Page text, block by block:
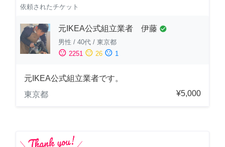
依頼されたチケット
元IKEA公式組立業者 伊藤 check_circle
男性 / 40代 / 東京都
sentiment_satisfied 2251 sentiment_neutral 26 sentiment_dissatisfied 1
元IKEA公式組立業者です。
東京都
¥5,000